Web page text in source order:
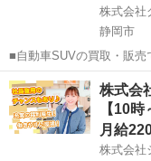
株式会社
静岡市
■自動車SUVの買取・販売
す。 SUV・4WDを中心と
集です！ ◇車両販売業務◇ 100％来客型営業職 スキルや適性にあわせ
て店舗での車の販売を...
静岡 静岡市 その
株式会
【10時
月給
株式会社